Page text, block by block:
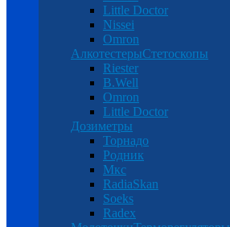
Little Doctor
Nissei
Omron
АлкотестерыСтетоскопы
Riester
B.Well
Omron
Little Doctor
Дозиметры
Торнадо
Родник
Мкс
RadiaSkan
Soeks
Radex